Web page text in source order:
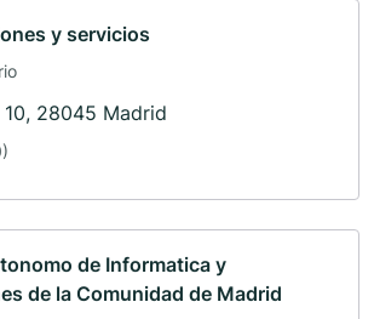
y servicios
10, 28045 Madrid
de Informatica y
de la Comunidad de Madrid